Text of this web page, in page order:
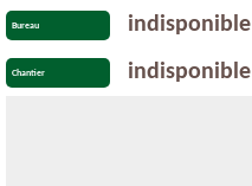
Bureau indisponible
Chantier indisponible